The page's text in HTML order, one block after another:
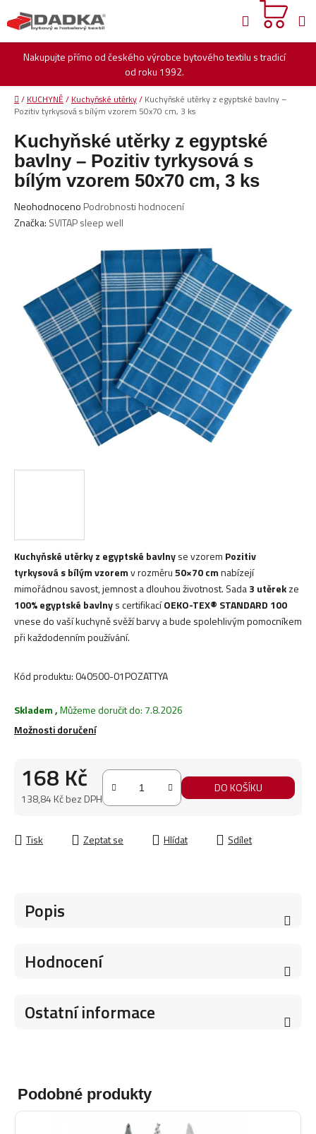
na
obsah
Nakupujte přímo od českého výrobce bytového textilu s tradicí
od roku 1992.
Hledat
Domů
/ KUCHYNĚ / Kuchyňské utěrky/ Kuchyňské utěrky z egyptské bavlny –
Pozitiv tyrkysová s bílým vzorem 50x70 cm, 3 ks
Kuchyňské utěrky z egyptské bavlnyse vzorem Pozitiv
tyrkysová s bílým vzoremv rozměru50×70 cmnabízejí
mimořádnou savost, jemnost a dlouhou životnost. Sada3 utěrekze
100% egyptské bavlnys certifikacíOEKO-TEX® STANDARD 100
vnese do vaší kuchyně svěží barvy a bude spolehlivým pomocníkem
při každodenním používání.
Kód produktu:040500-01POZATTYA
Skladem,Můžeme doručit do: 7.8.2026
Možnosti doručení
168 Kč
138,84 Kč bez DPH
DO KOŠÍKU
Tisk Zeptat se Hlídat Sdílet
Kuchyňské utěrky z egyptské
bavlny – Pozitiv tyrkysová s
bílým vzorem 50x70 cm, 3 ks
Průměrné
hodnocení
hvězdiček.
Neohodnoceno Podrobnosti hodnocení
Značka: SVITAP sleep well
Popis
Hodnocení
Ostatní informace
Podobné produkty